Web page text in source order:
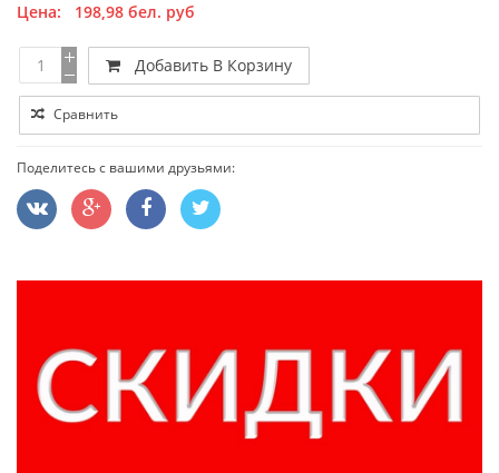
Цена: 198,98 бел. руб
Добавить В Корзину
Сравнить
Поделитесь с вашими друзьями: